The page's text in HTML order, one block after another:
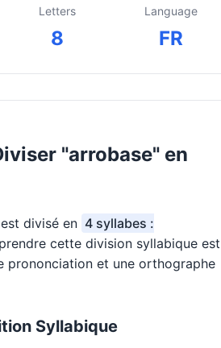
Letters
8
Language
FR
"arrobase" en
est divisé en 4 syllabes :
cette division syllabique est
prononciation et une orthographe
Syllabique